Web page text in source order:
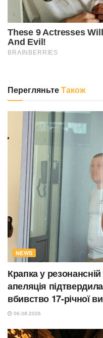
ПерегляньтеТакож
NEWS
Крапка у
апеляція
вбивство 17-річної
06.08.2026